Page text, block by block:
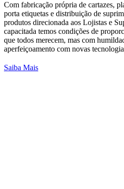
Com fabricação própria de cartazes,
porta etiquetas e distribuição de
produtos direcionada aos Lojistas e
capacitada temos condições de
que todos merecem, mas com
aperfeiçoamento com novas
Saiba Mais